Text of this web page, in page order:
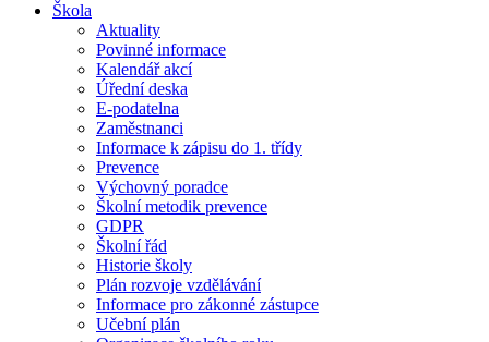
Škola
Aktuality
Povinné informace
Kalendář akcí
Úřední deska
E-podatelna
Zaměstnanci
Informace k zápisu do 1. třídy
Prevence
Výchovný poradce
Školní metodik prevence
GDPR
Školní řád
Historie školy
Plán rozvoje vzdělávání
Informace pro zákonné zástupce
Učební plán